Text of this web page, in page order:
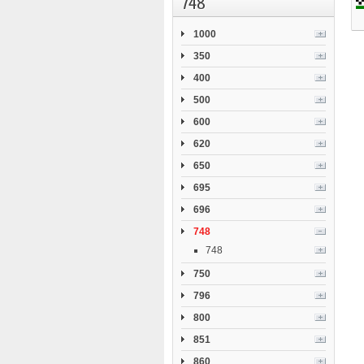
1000
350
400
500
600
620
650
695
696
748
748
750
796
800
851
860